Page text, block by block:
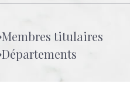
Membres titulaires
Départements